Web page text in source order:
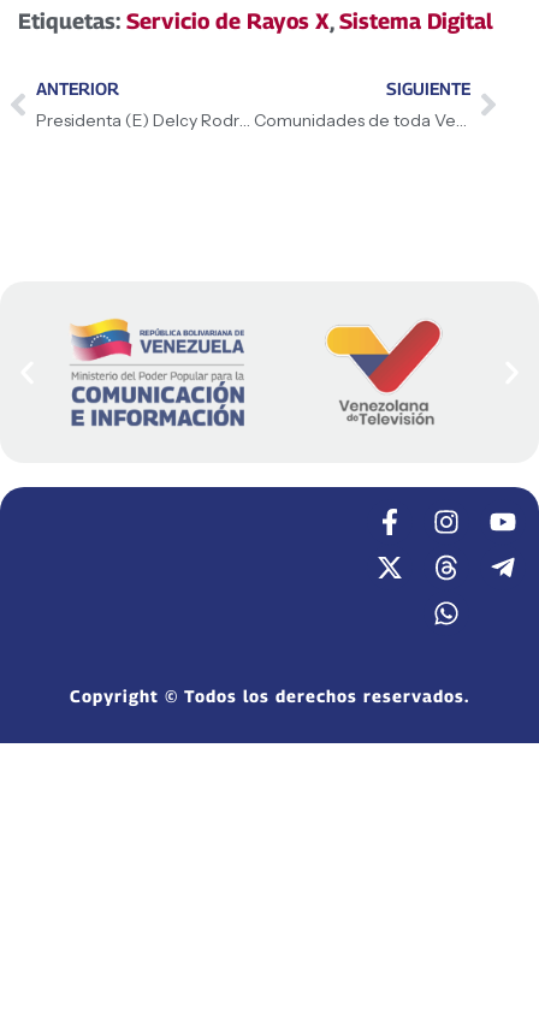
Etiquetas: Servicio de Rayos X,Sistema Digital
ANTERIOR
Presidenta (E) Delcy Rodríguez condecora a defensores de la Guayana Esequiba
SIGUIENTE
Comunidades de toda Venezuela fortalecen conocimientos gracias al curso Horizonte Comunal
Copyright © Todos los derechos reservados.